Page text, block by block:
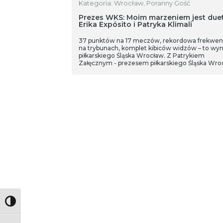
Toggle High Contrast
Kategoria: Wrocław, Poranny Gość
Prezes WKS: Moim marzeniem jest
Erika Expósito i Patryka Klimali
37 punktów na 17 meczów, rekordowa
na trybunach, komplet kibiców widzów – to
piłkarskiego Śląska Wrocław. Z Patrykiem
Załęcznym - prezesem piłkarskiego Śląska